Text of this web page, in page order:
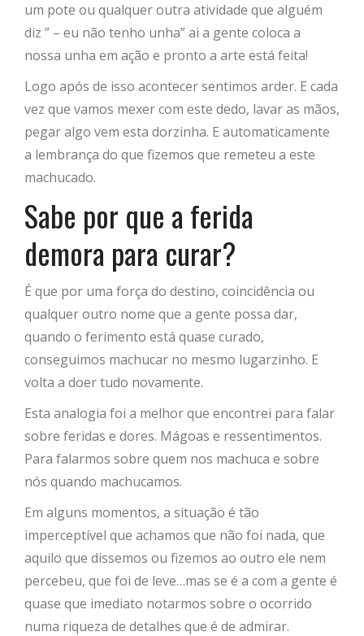
um pote ou qualquer outra atividade que alguém
diz ” – eu não tenho unha” ai a gente coloca a
nossa unha em ação e pronto a arte está feita!
Logo após de isso acontecer sentimos arder. E cada
vez que vamos mexer com este dedo, lavar as mãos,
pegar algo vem esta dorzinha. E automaticamente
a lembrança do que fizemos que remeteu a este
machucado.
Sabe por que a ferida
demora para curar?
É que por uma força do destino, coincidência ou
qualquer outro nome que a gente possa dar,
quando o ferimento está quase curado,
conseguimos machucar no mesmo lugarzinho. E
volta a doer tudo novamente.
Esta analogia foi a melhor que encontrei para falar
sobre feridas e dores. Mágoas e ressentimentos.
Para falarmos sobre quem nos machuca e sobre
nós quando machucamos.
Em alguns momentos, a situação é tão
imperceptível que achamos que não foi nada, que
aquilo que dissemos ou fizemos ao outro ele nem
percebeu, que foi de leve…mas se é a com a gente é
quase que imediato notarmos sobre o ocorrido
numa riqueza de detalhes que é de admirar.